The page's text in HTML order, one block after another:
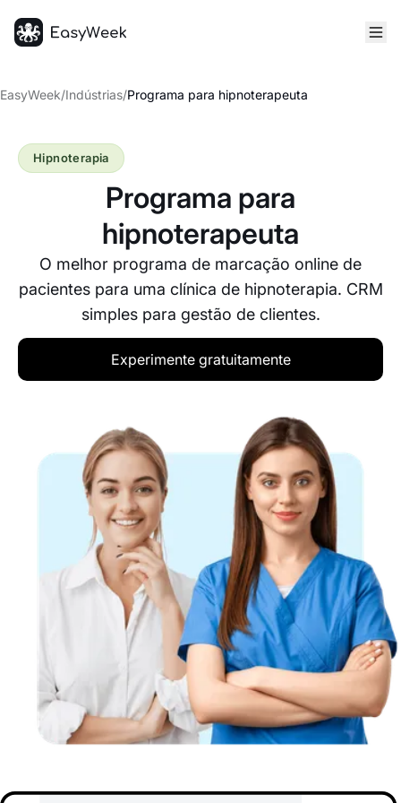
EasyWeek/Indústrias/Programa para hipnoterapeuta
Programa para
hipnoterapeuta
O melhor programa de marcação online de
pacientes para uma clínica de hipnoterapia. CRM
simples para gestão de clientes.
Hipnoterapia
Experimente gratuitamente